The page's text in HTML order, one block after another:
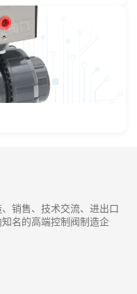
销售、技术交流、进出口
名的高端控制阀制造企